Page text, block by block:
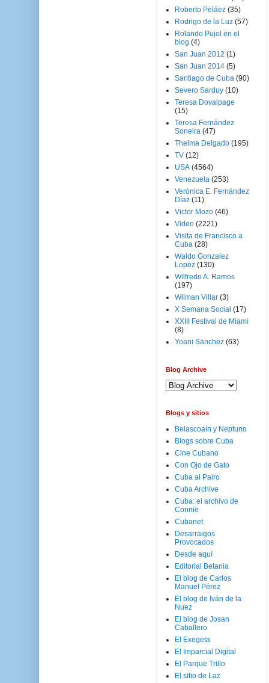
Roberto Peláez (35)
Rodrigo de la Luz (57)
Rolando Pujol en el
blog (4)
San Juan 2012 (1)
San Juan 2014 (5)
Santiago de Cuba (90)
Severo Sarduy (10)
Teresa Dovalpage
(15)
Teresa Fernández
Soneira (47)
Thelma Delgado (195)
TV (12)
USA (4564)
Venezuela (253)
Verónica E. Fernández
Díaz (11)
Victor Mozo (46)
Video (2221)
Visita de Francisco a
Cuba (28)
Waldo Gonzalez
Lopez (130)
Wilfredo A. Ramos
(197)
Wilman Villar (3)
X Semana Social (17)
XXIII Festival de Miami
(8)
Yoani Sanchez (63)
Blog Archive
Blogs y sitios
Belascoaín y Neptuno
Blogs sobre Cuba
Cine Cubano
Con Ojo de Gato
Cuba al Pairo
Cuba Archive
Cuba: el archivo de
Connie
Cubanet
Desarraigos
Provocados
Desde aquí
Editorial Betania
El blog de Carlos
Manuel Pérez
El blog de Iván de la
Nuez
El blog de Josan
Caballero
El Exegeta
El Imparcial Digital
El Parque Trillo
El sitio de Laz